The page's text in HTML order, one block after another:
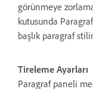
görünmeye
kutusunda
başlık paragraf
Tireleme Ayarları
Paragraf paneli